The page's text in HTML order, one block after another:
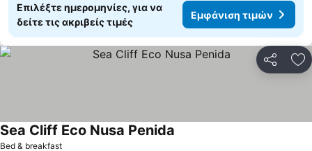
Επιλέξτε ημερομηνίες, για να
δείτε τις ακριβείς τιμές
Εμφάνιση τιμών
Bed & breakfast
Sea Cliff Eco Nusa Penida